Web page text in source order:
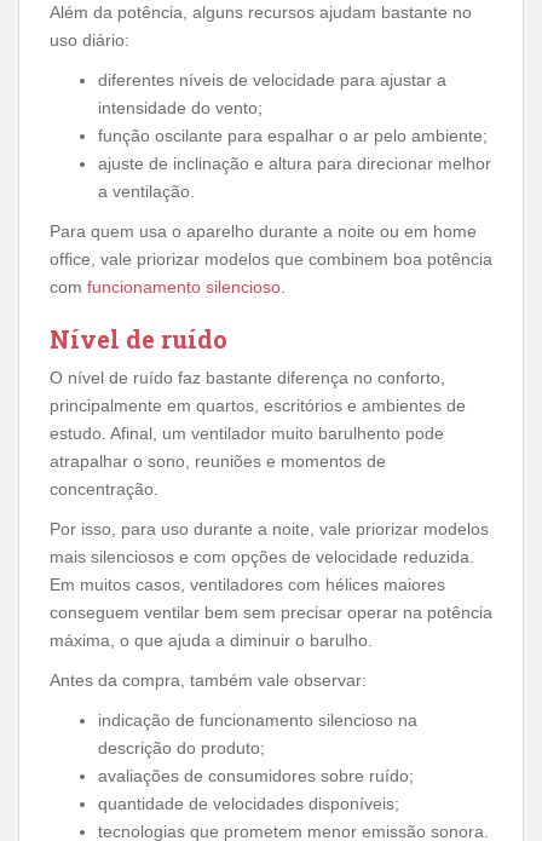
Além da potência, alguns recursos ajudam bastante no
uso diário:
diferentes níveis de velocidade para ajustar a
intensidade do vento;
função oscilante para espalhar o ar pelo ambiente;
ajuste de inclinação e altura para direcionar melhor
a ventilação.
Para quem usa o aparelho durante a noite ou em home
office, vale priorizar modelos que combinem boa potência
com funcionamento silencioso.
Nível de ruído
O nível de ruído faz bastante diferença no conforto,
principalmente em quartos, escritórios e ambientes de
estudo. Afinal, um ventilador muito barulhento pode
atrapalhar o sono, reuniões e momentos de
concentração.
Por isso, para uso durante a noite, vale priorizar modelos
mais silenciosos e com opções de velocidade reduzida.
Em muitos casos, ventiladores com hélices maiores
conseguem ventilar bem sem precisar operar na potência
máxima, o que ajuda a diminuir o barulho.
Antes da compra, também vale observar:
indicação de funcionamento silencioso na
descrição do produto;
avaliações de consumidores sobre ruído;
quantidade de velocidades disponíveis;
tecnologias que prometem menor emissão sonora.